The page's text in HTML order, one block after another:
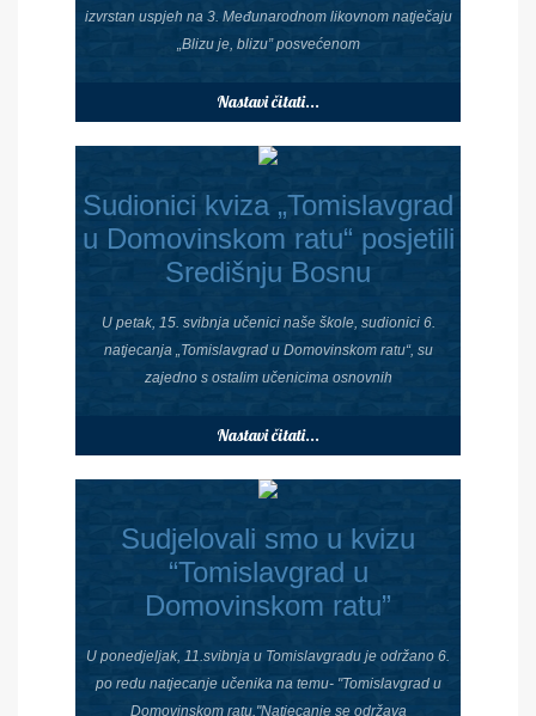
izvrstan uspjeh na 3. Međunarodnom likovnom natječaju
„Blizu je, blizu” posvećenom
Nastavi čitati...
Sudionici kviza „Tomislavgrad
u Domovinskom ratu“ posjetili
Središnju Bosnu
U petak, 15. svibnja učenici naše škole, sudionici 6.
natjecanja „Tomislavgrad u Domovinskom ratu“, su
zajedno s ostalim učenicima osnovnih
Nastavi čitati...
Sudjelovali smo u kvizu
“Tomislavgrad u
Domovinskom ratu”
U ponedjeljak, 11.svibnja u Tomislavgradu je održano 6.
po redu natjecanje učenika na temu- "Tomislavgrad u
Domovinskom ratu."Natjecanje se održava